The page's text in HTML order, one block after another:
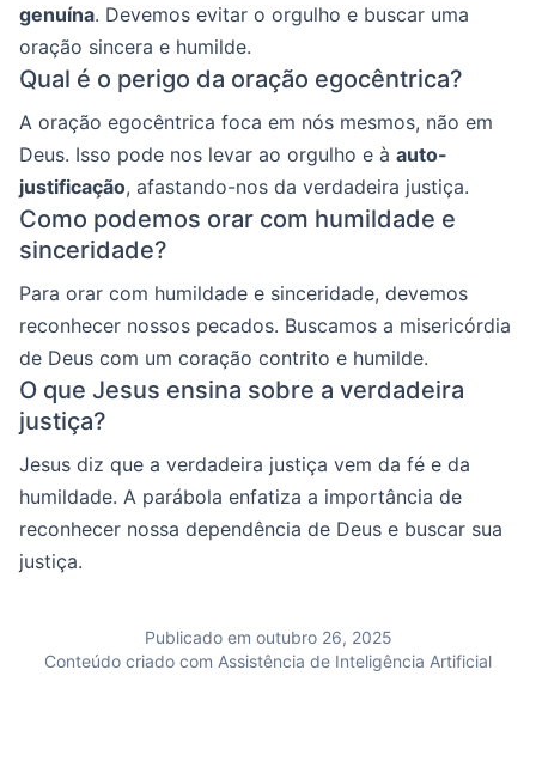
genuína. Devemos evitar o orgulho e buscar uma
oração sincera e humilde.
Qual é o perigo da oração egocêntrica?
A oração egocêntrica foca em nós mesmos, não em
Deus. Isso pode nos levar ao orgulho e à auto-
justificação, afastando-nos da verdadeira justiça.
Como podemos orar com humildade e
sinceridade?
Para orar com humildade e sinceridade, devemos
reconhecer nossos pecados. Buscamos a misericórdia
de Deus com um coração contrito e humilde.
O que Jesus ensina sobre a verdadeira
justiça?
Jesus diz que a verdadeira justiça vem da fé e da
humildade. A parábola enfatiza a importância de
reconhecer nossa dependência de Deus e buscar sua
justiça.
Publicado em outubro 26, 2025
Conteúdo criado com Assistência de Inteligência Artificial